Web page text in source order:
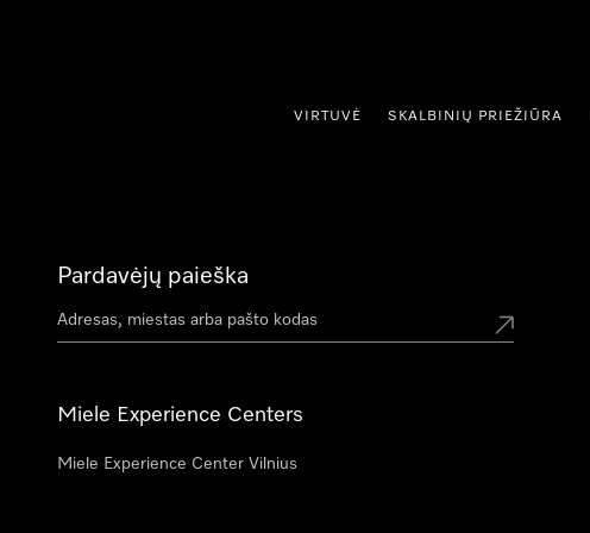
VIRTUVĖ SKALBINIŲ PRIEŽIŪRA
Pardavėjų paieška
Miele Experience Centers
Miele Experience Center Vilnius